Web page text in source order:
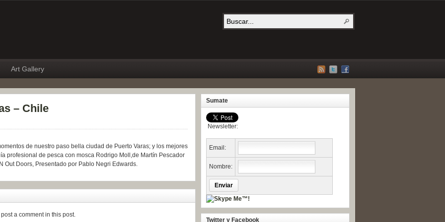
Art Gallery
– Chile
de nuestro paso bella ciudad de Puerto Varas; y los mejores
profesional de pesca con mosca Rodrigo Moll,de Martín Pescador
Out Doors, Presentado por Pablo Negri Edwards.
a comment in this post.
Sumate
Newsletter:
Email:
Nombre:
Twitter y Facebook